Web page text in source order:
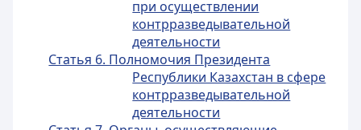
при осуществлении
контрразведывательной
деятельности
Статья 6. Полномочия Президента
Республики Казахстан в сфере
контрразведывательной
деятельности